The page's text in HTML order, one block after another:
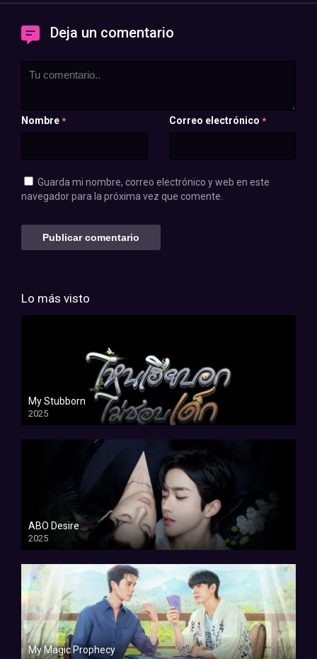
Deja un comentario
Nombre * Correo electrónico *
Guarda mi nombre, correo electrónico y web en este
navegador para la próxima vez que comente.
Lo más visto
My Stubborn
2025
ABO Desire
2025
My Magic Prophecy